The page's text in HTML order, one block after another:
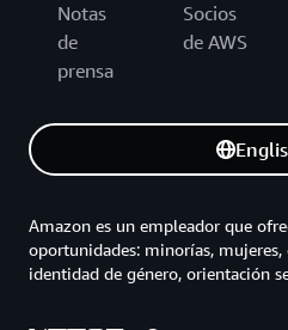
Notas
de
prensa
Socios
de AWS
Amazon es un empleador que
oportunidades: minorías, mujeres,
identidad de género, orientación